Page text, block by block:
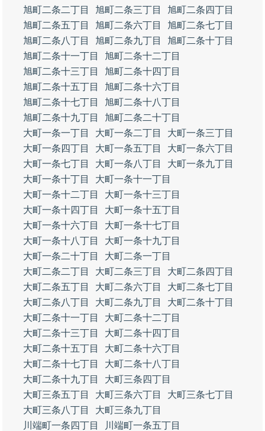
旭町二条二丁目
旭町二条三丁目
旭町二条四丁目
旭町二条五丁目
旭町二条六丁目
旭町二条七丁目
旭町二条八丁目
旭町二条九丁目
旭町二条十丁目
旭町二条十一丁目
旭町二条十二丁目
旭町二条十三丁目
旭町二条十四丁目
旭町二条十五丁目
旭町二条十六丁目
旭町二条十七丁目
旭町二条十八丁目
旭町二条十九丁目
旭町二条二十丁目
大町一条一丁目
大町一条二丁目
大町一条三丁目
大町一条四丁目
大町一条五丁目
大町一条六丁目
大町一条七丁目
大町一条八丁目
大町一条九丁目
大町一条十丁目
大町一条十一丁目
大町一条十二丁目
大町一条十三丁目
大町一条十四丁目
大町一条十五丁目
大町一条十六丁目
大町一条十七丁目
大町一条十八丁目
大町一条十九丁目
大町一条二十丁目
大町二条一丁目
大町二条二丁目
大町二条三丁目
大町二条四丁目
大町二条五丁目
大町二条六丁目
大町二条七丁目
大町二条八丁目
大町二条九丁目
大町二条十丁目
大町二条十一丁目
大町二条十二丁目
大町二条十三丁目
大町二条十四丁目
大町二条十五丁目
大町二条十六丁目
大町二条十七丁目
大町二条十八丁目
大町二条十九丁目
大町三条四丁目
大町三条五丁目
大町三条六丁目
大町三条七丁目
大町三条八丁目
大町三条九丁目
川端町一条四丁目
川端町一条五丁目